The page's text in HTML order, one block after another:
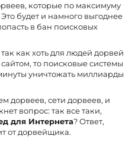
которые по максимуму
будет и намного выгоднее
в бан поисковых
как хоть для людей дорвей
то поисковые системы
уничтожать миллиарды
дорвеев, сети дорвеев, и
вопрос: так все таки,
для Интернета? Ответ,
от дорвейщика.